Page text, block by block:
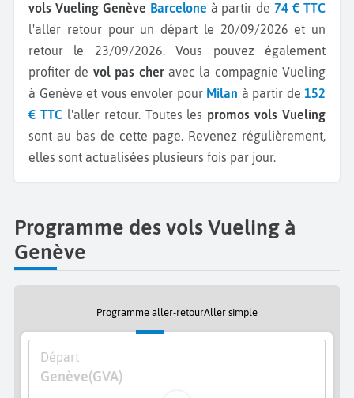
vols Vueling Genève Barcelone à partir de74 € TTC
l'aller retour pour un départ le 20/09/2026 et un
retour le 23/09/2026.Vous pouvez également
profiter de vol pas cheravec la compagnie Vueling
à Genève et vous envoler pour Milan à partir de 152
€ TTCl'aller retour. Toutes les promos vols Vueling
sont au bas de cette page. Revenez régulièrement,
elles sont actualisées plusieurs fois par jour.
Programme des vols Vueling à
Genève
Programme aller-retourAller simple
Départ
Genève(GVA)